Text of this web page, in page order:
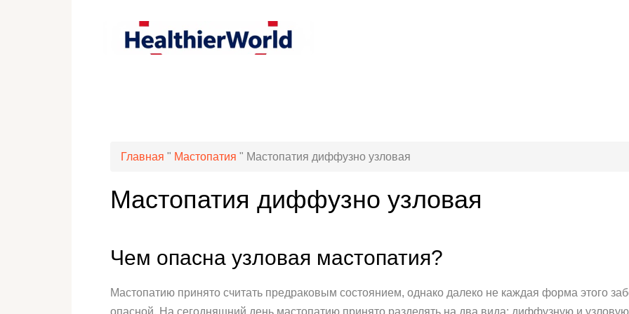
Главная " Мастопатия " Мастопатия диффузно узловая
Мастопатия диффузно узловая
Чем опасна узловая мастопатия?
Мастопатию принято считать предраковым состоянием, однако далеко не каждая форма этого
опасной. На сегодняшний день мастопатию принято разделять на два вида: диффузную и